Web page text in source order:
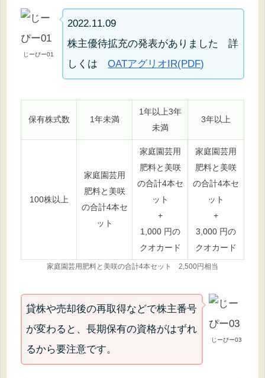
じーぴー01
2022.11.09
株主優待拡充の発表がありました 詳
しくはOATアグリオIR(PDF)
保有株式数 1年未満
1年以上3年
未満
3年以上
100株以上
家庭園芸用
肥料と美咲
の合計4本セ
ット
家庭園芸用
肥料と美咲
の合計4本セ
ット
+
1,000 円の
クオカード
家庭園芸用
肥料と美咲
の合計4本セ
ット
+
3,000 円の
クオカード
家庭園芸用肥料と美咲の合計4本セット 2,500円相当
じーぴー03
貸株や売却後の再取得などで株主番号
が変わると、長期保有の資格がはずれ
るから要注意です。